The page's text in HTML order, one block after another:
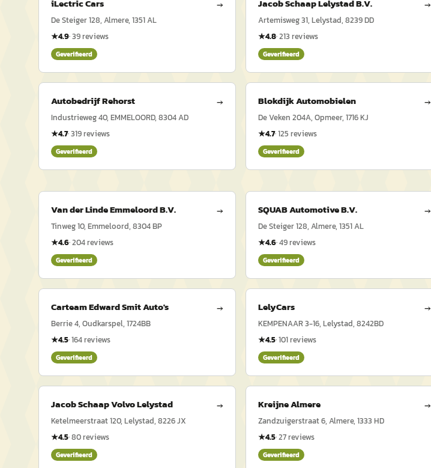
iLectric Cars →
De Steiger 128, Almere, 1351 AL
★4.9·39reviews
Geverifieerd
Jacob Schaap Lelystad B.V. →
Artemisweg 31, Lelystad, 8239 DD
★4.8·213 reviews
Geverifieerd
Autobedrijf Rehorst →
Industrieweg 40, EMMELOORD, 8304 AD
★4.7·319reviews
Geverifieerd
Blokdijk Automobielen →
De Veken 204A, Opmeer, 1716 KJ
★4.7·125 reviews
Geverifieerd
Van der Linde Emmeloord B.V. →
Tinweg 10, Emmeloord, 8304 BP
★4.6·204reviews
Geverifieerd
SQUAB Automotive B.V. →
De Steiger 128, Almere, 1351 AL
★4.6·49reviews
Geverifieerd
Carteam Edward Smit Auto's →
Berrie 4, Oudkarspel, 1724BB
★4.5·164reviews
Geverifieerd
LelyCars →
KEMPENAAR 3-16, Lelystad, 8242BD
★4.5·101reviews
Geverifieerd
Jacob Schaap Volvo Lelystad →
Ketelmeerstraat 120, Lelystad, 8226 JX
★4.5·80reviews
Geverifieerd
Kreijne Almere →
Zandzuigerstraat 6, Almere, 1333 HD
★4.5·27reviews
Geverifieerd